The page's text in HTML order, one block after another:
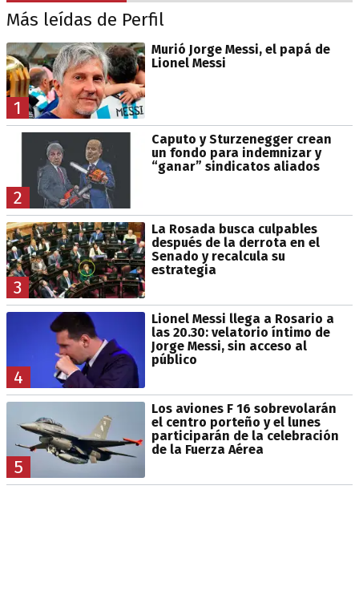
Más leídas de Perfil
1
Murió Jorge Messi, el papá de
Lionel Messi
2
Caputo y Sturzenegger crean
un fondo para indemnizar y
“ganar” sindicatos aliados
3
La Rosada busca culpables
después de la derrota en el
Senado y recalcula su
estrategia
4
Lionel Messi llega a Rosario a
las 20.30: velatorio íntimo de
Jorge Messi, sin acceso al
público
5
Los aviones F 16 sobrevolarán
el centro porteño y el lunes
participarán de la celebración
de la Fuerza Aérea